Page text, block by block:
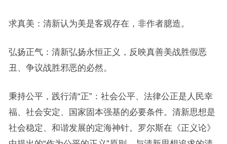
求真美：清新认为美是客观存在，非作者臆造。
弘扬正气：清新弘扬永恒正义，反映真善美战胜假恶
丑、争议战胜邪恶的必然。
秉持公平，践行清“正”：社会公平、法律公正是人民幸
福、社会安定、国家固本强基的必要条件。清新思想是
社会稳定、和谐发展的定海神针。罗尔斯在《正义论》